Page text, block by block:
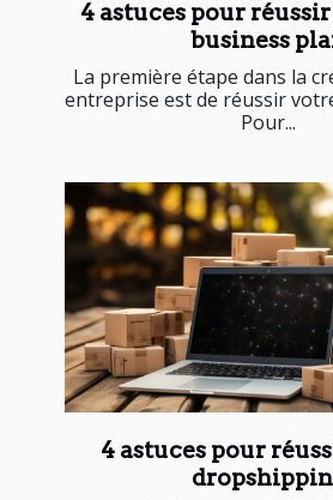
4 astuces pour
business
La première étape dans la
entreprise est de réussir
Pour...
4 astuces pour